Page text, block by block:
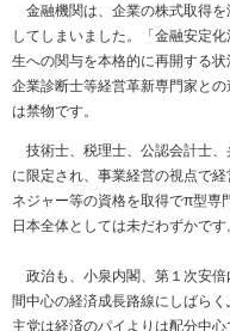
金融機関は、企業の株式取得
してしまいました。「金融安定
生への関与を本格的に再開する
企業診断士等経営革新専門家と
は禁物です。
技術士、税理士、公認会計士
に限定され、事業経営の視点で
ネジャー等の資格を取得でπ型専
日本全体としては未だわずかです
政治も、小泉内閣、第１次安倍
間中心の経済成長路線にしばら
主党は経済のパイよりは配分中